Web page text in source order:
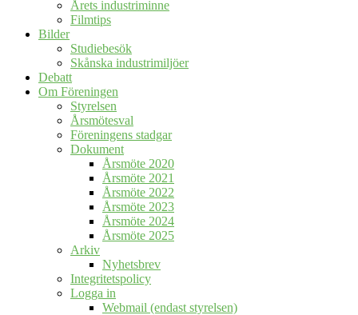
Årets industriminne
Filmtips
Bilder
Studiebesök
Skånska industrimiljöer
Debatt
Om Föreningen
Styrelsen
Årsmötesval
Föreningens stadgar
Dokument
Årsmöte 2020
Årsmöte 2021
Årsmöte 2022
Årsmöte 2023
Årsmöte 2024
Årsmöte 2025
Arkiv
Nyhetsbrev
Integritetspolicy
Logga in
Webmail (endast styrelsen)